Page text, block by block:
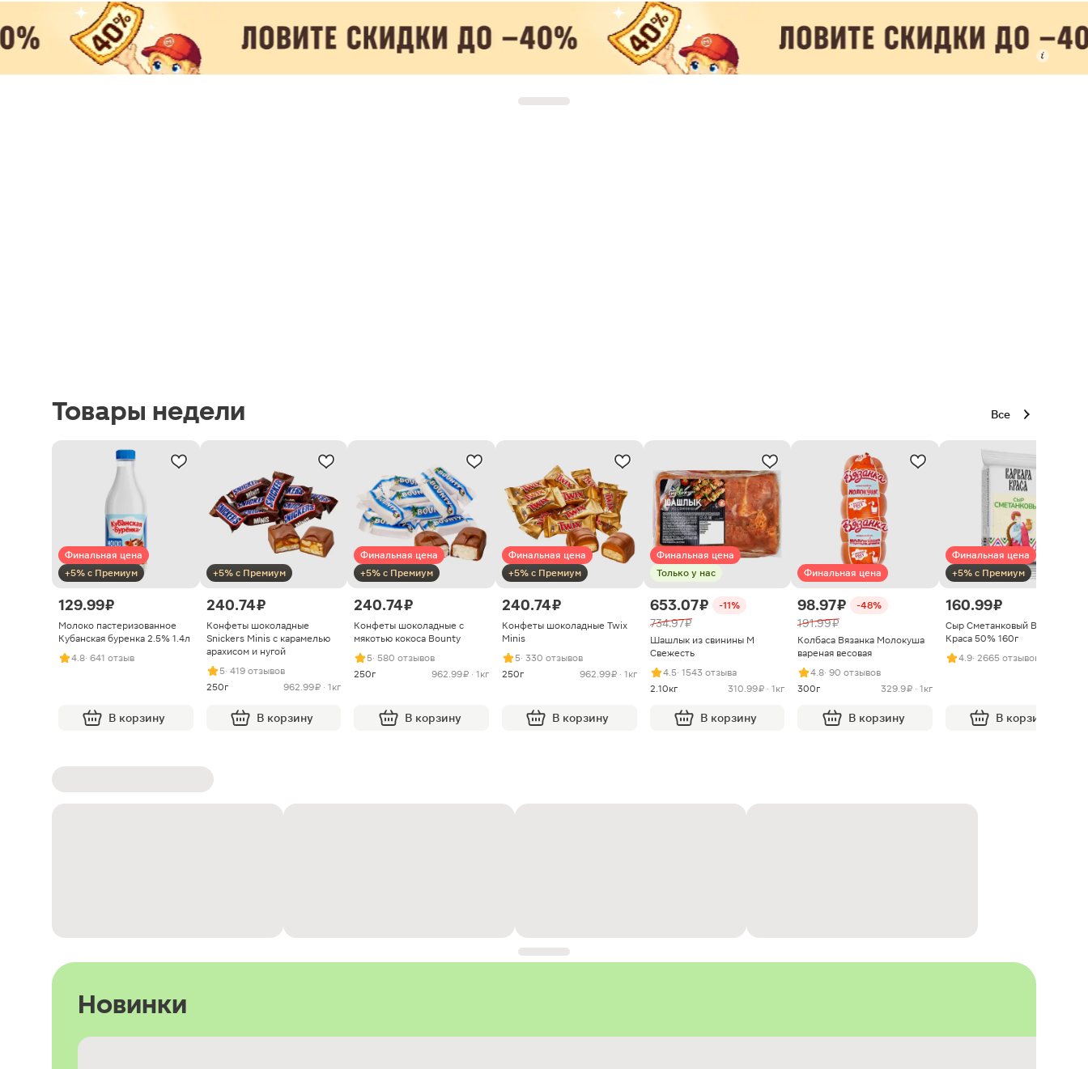
Товары недели Все
Финальная цена
+5% с Премиум
129.99 ₽
Молоко пастеризованное
Кубанская буренка 2.5% 1.4л
4.8· 641 отзыв
В корзину
+5% с Премиум
240.74 ₽
Конфеты шоколадные
Snickers Minis с карамелью
арахисом и нугой
5· 419 отзывов
250г
962.99 ₽ · 1кг
В корзину
Финальная цена
+5% с Премиум
240.74 ₽
Конфеты шоколадные с
мякотью кокоса Bounty
5· 580 отзывов
250г
962.99 ₽ · 1кг
В корзину
Финальная цена
+5% с Премиум
240.74 ₽
Конфеты шоколадные Twix
Minis
5· 330 отзывов
250г
962.99 ₽ · 1кг
В корзину
Финальная цена
Только у нас
653.07 ₽ -11%
734.97 ₽
Шашлык из свинины М
Свежесть
4.5· 1543 отзыва
2.10кг
310.99 ₽ · 1кг
В корзину
Финальная цена
98.97 ₽ -48%
191.99 ₽
Колбаса Вязанка Молокуша
вареная весовая
4.8· 90 отзывов
300г
329.9 ₽ · 1кг
В корзину
Финальная цена
+5% с Премиум
160.99 ₽
Сыр Сметанковый Варвара
Краса 50% 160г
4.9· 2665 отзывов
В корзину
Новинки